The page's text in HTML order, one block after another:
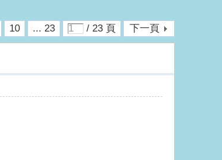
10 ... 23 / 23 頁 下一頁